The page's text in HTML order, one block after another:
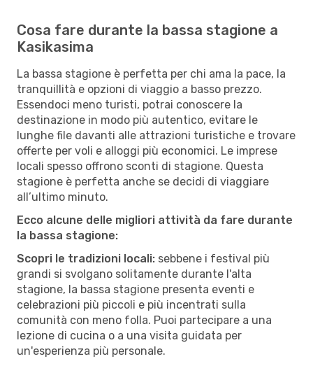
Cosa fare durante la bassa stagione a
Kasikasima
La bassa stagione è perfetta per chi ama la pace, la
tranquillità e opzioni di viaggio a basso prezzo.
Essendoci meno turisti, potrai conoscere la
destinazione in modo più autentico, evitare le
lunghe file davanti alle attrazioni turistiche e trovare
offerte per voli e alloggi più economici. Le imprese
locali spesso offrono sconti di stagione. Questa
stagione è perfetta anche se decidi di viaggiare
all’ultimo minuto.
Ecco alcune delle migliori attività da fare durante
la bassa stagione:
Scopri le tradizioni locali: sebbene i festival più
grandi si svolgano solitamente durante l'alta
stagione, la bassa stagione presenta eventi e
celebrazioni più piccoli e più incentrati sulla
comunità con meno folla. Puoi partecipare a una
lezione di cucina o a una visita guidata per
un'esperienza più personale.